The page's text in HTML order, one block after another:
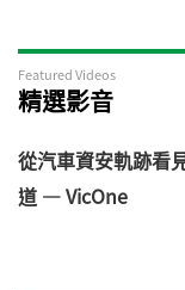
Featured Videos
精選影音
從汽車資安軌跡看
道 — VicOne